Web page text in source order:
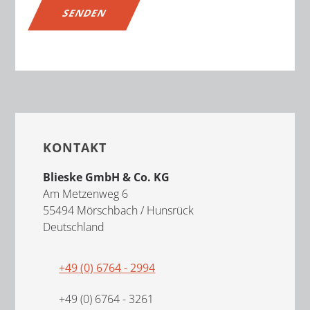
KONTAKT
Blieske GmbH & Co. KG
Am Metzenweg 6
55494 Mörschbach / Hunsrück
Deutschland
+49 (0) 6764 - 2994
+49 (0) 6764 - 3261